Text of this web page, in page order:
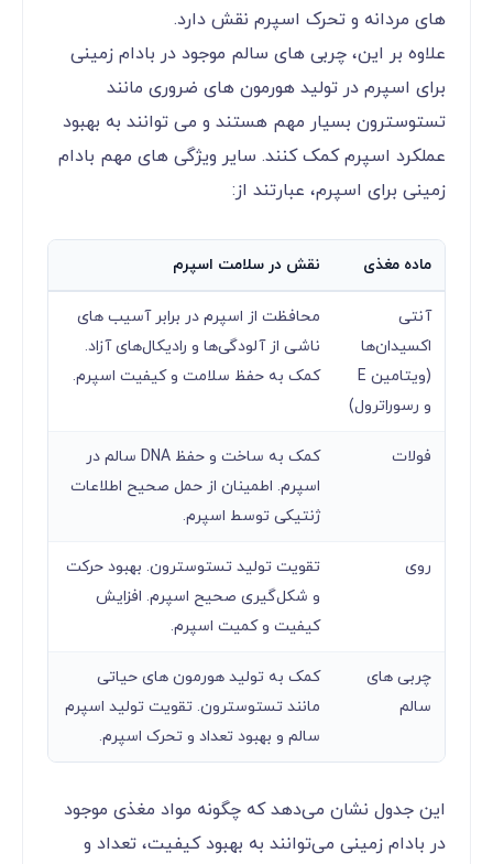
های مردانه و تحرک اسپرم نقش دارد.
علاوه بر این، چربی ‌های سالم موجود در بادام زمینی
برای اسپرم در تولید هورمون ‌های ضروری مانند
تستوسترون بسیار مهم هستند و می ‌توانند به بهبود
عملکرد اسپرم کمک کنند. سایر ویژگی های مهم بادام
زمینی برای اسپرم، عبارتند از:
ماده مغذی نقش در سلامت اسپرم
آنتی
‌اکسیدان‌ها
(ویتامین E
و رسوراترول)
محافظت از اسپرم در برابر آسیب ‌های
ناشی از آلودگی‌ها و رادیکال‌های آزاد.
کمک به حفظ سلامت و کیفیت اسپرم.
فولات
کمک به ساخت و حفظ DNA سالم در
اسپرم. اطمینان از حمل صحیح اطلاعات
ژنتیکی توسط اسپرم.
روی
تقویت تولید تستوسترون. بهبود حرکت
و شکل‌گیری صحیح اسپرم. افزایش
کیفیت و کمیت اسپرم.
چربی ‌های
سالم
کمک به تولید هورمون‌ های حیاتی
مانند تستوسترون. تقویت تولید اسپرم
سالم و بهبود تعداد و تحرک اسپرم.
این جدول نشان می‌دهد که چگونه مواد مغذی موجود
در بادام زمینی می‌توانند به بهبود کیفیت، تعداد و